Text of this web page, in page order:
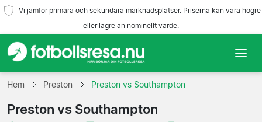
Vi jämför primära och sekundära marknadsplatser. Priserna kan vara högre
eller lägre än nominellt värde.
Hem
Lag
Hem Preston Preston vs Southampton
Preston vs Southampton